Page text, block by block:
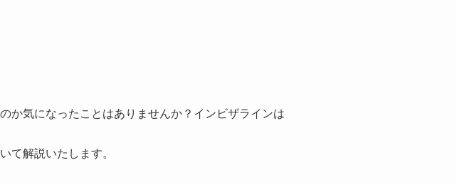
か気になったことはありませんか？インビザラインは
て解説いたします。